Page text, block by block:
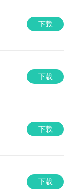
下载
下载
下载
下载